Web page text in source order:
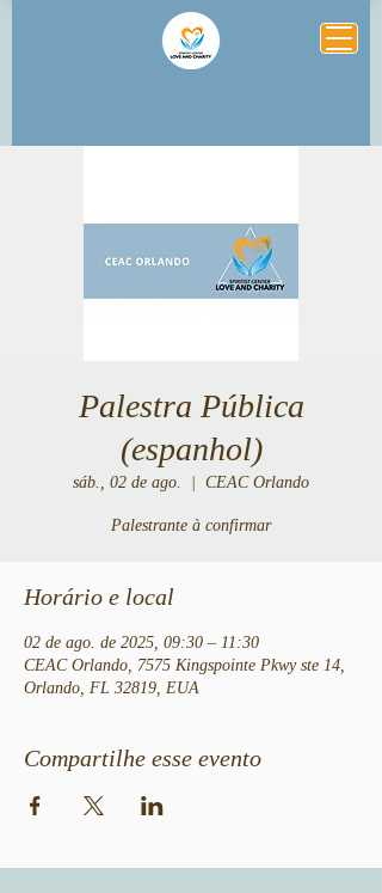
Palestra Pública
(espanhol)
sáb., 02 de ago. CEAC Orlando
Palestrante à confirmar
Horário e local
02 de ago. de 2025, 09:30 – 11:30
CEAC Orlando, 7575 Kingspointe Pkwy ste 14,
Orlando, FL 32819, EUA
Compartilhe esse evento